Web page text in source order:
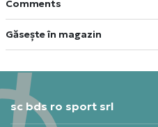
Comments
Găsește în magazin
sc bds ro sport srl